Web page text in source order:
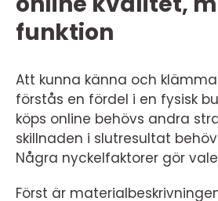
funktion
Att kunna känna och
förstås en fördel i en fysisk
köps online behövs andra
skillnaden i slutresultat
Några nyckelfaktorer gör
Först är